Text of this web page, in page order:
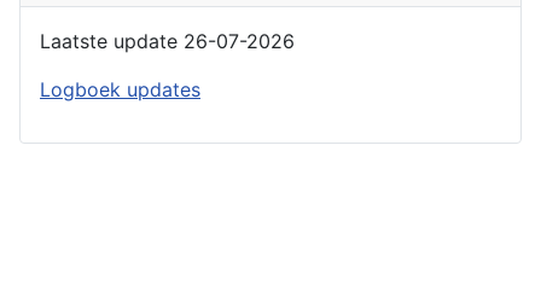
Laatste update 26-07-2026
Logboek updates